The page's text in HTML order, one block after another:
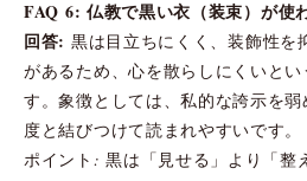
FAQ 6: 仏教で黒い衣（装束）が使
回答: 黒は目立ちにくく、装飾性を
があるため、心を散らしにくいと
す。象徴としては、私的な誇示を
度と結びつけて読まれやすいです。
ポイント: 黒は「見せる」より「整